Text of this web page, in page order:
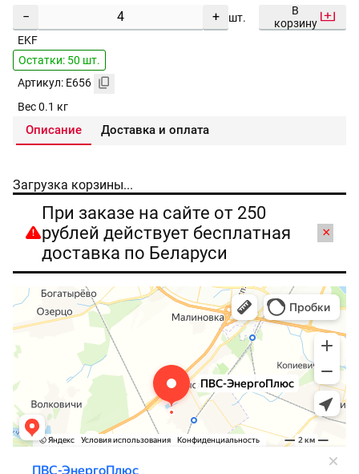
− + шт.
В
корзину
EKF
Остатки: 50 шт.
Артикул: E656
Вес 0.1 кг
Описание Доставка и оплата
Загрузка корзины...
При заказе на сайте от 250
рублей действует бесплатная
доставка по Беларуси
×